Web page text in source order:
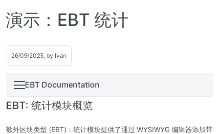
演示：EBT 统计
26/09/2025, by Ivan
EBT Documentation
EBT: 统计模块概览
额外区块类型 (EBT)：统计模块提供了通过 WYSIWYG 编辑器添加带